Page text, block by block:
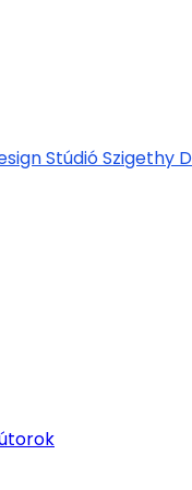
StúdióSzigethy